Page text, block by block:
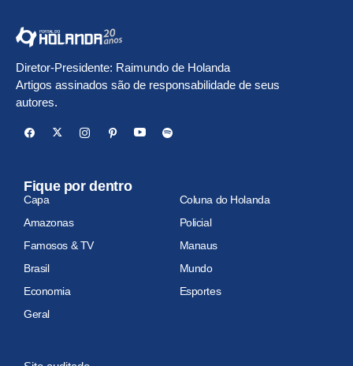
Diretor-Presidente: Raimundo de Holanda
Artigos assinados são de responsabilidade de seus
autores.
Fique por dentro
Capa
Coluna do Holanda
Amazonas
Policial
Famosos & TV
Manaus
Brasil
Mundo
Economia
Esportes
Geral